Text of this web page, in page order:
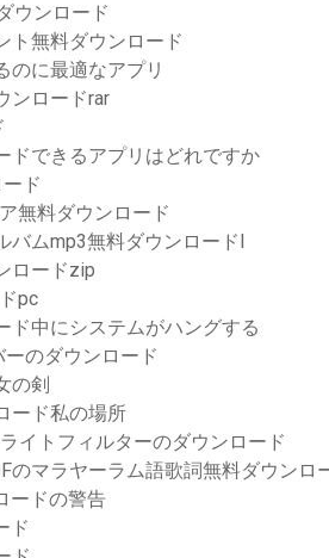
ウンロード
ト無料ダウンロード
のに最適なアプリ
ンロードrar
ドできるアプリはどれですか
ド
無料ダウンロード
バムmp3無料ダウンロードl
ロードzip
pc
ド中にシステムがハングする
のダウンロード
の剣
ード私の場所
イトフィルターのダウンロード
のマラヤーラム語歌詞無料ダウンロ
ードの警告
ド